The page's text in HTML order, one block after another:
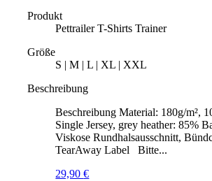
Produkt
Pettrailer T-Shirts Trainer
Größe
S | M | L | XL | XXL
Beschreibung
Beschreibung Material: 180g/m²,
Single Jersey, grey heather: 85%
Viskose Rundhalsausschnitt,
TearAway Label Bitte...
29,90€